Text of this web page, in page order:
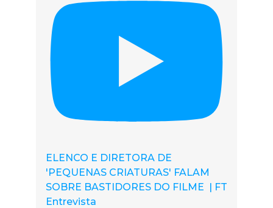
ELENCO E DIRETORA DE
'PEQUENAS CRIATURAS' FALAM
SOBRE BASTIDORES DO FILME | FT
Entrevista